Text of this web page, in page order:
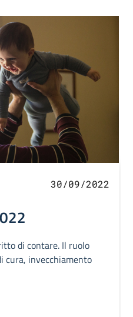
30/09/2022
di contare. Il ruolo
cura, invecchiamento